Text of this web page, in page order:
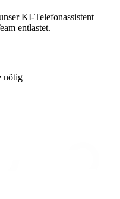
KI-Telefonassistent
entlastet.
nötig